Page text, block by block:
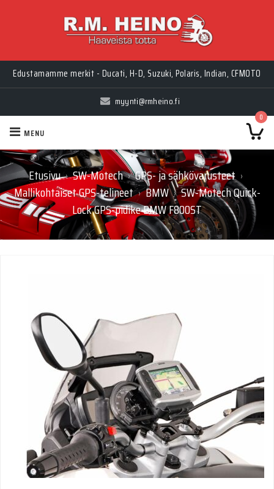
Edustamamme merkit - Ducati, H-D, Suzuki, Polaris, Indian, CFMOTO
myynti@rmheino.fi
0
MENU
Etusivu › SW-Motech › GPS- ja sähkövarusteet ›
Mallikohtaiset GPS-telineet › BMW › SW-Motech Quick-
Lock GPS-pidike BMW F800ST